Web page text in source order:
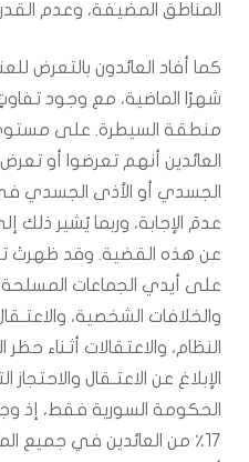
المناطق المضيفة، وعدم
كما أفاد العائدون بالتعرض
شهرًا الماضية، مع وجود
العائدين أنهم تعرضوا أو
عدمَ الإجابة، وربما يُشير
عن هذه القضية. وقد ظهرتْ
على أيدي الجماعات المسلحة
والخلافات الشخصية،
النظام، والاعتقالات أثـناء
الإبلاغ عن الاعتـقال
الحكومة السورية فقط، إذ وجد
١٧٪ من العائدين في جميع